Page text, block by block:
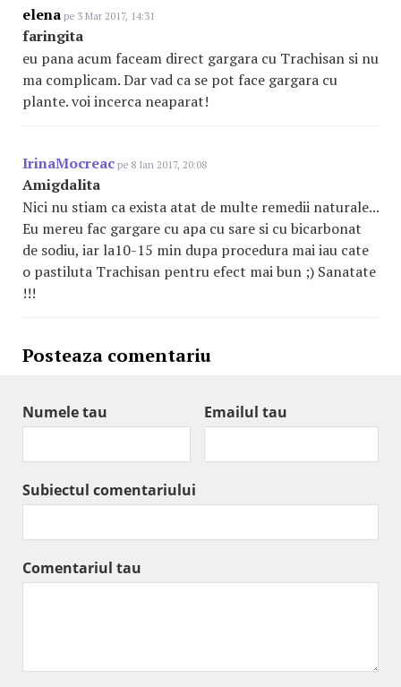
elena pe 3 Mar 2017, 14:31
faringita
eu pana acum faceam direct gargara cu Trachisan si nu
ma complicam. Dar vad ca se pot face gargara cu
plante. voi incerca neaparat!
IrinaMocreac pe 8 Ian 2017, 20:08
Amigdalita
Nici nu stiam ca exista atat de multe remedii naturale...
Eu mereu fac gargare cu apa cu sare si cu bicarbonat
de sodiu, iar la10-15 min dupa procedura mai iau cate
o pastiluta Trachisan pentru efect mai bun ;) Sanatate
!!!
Posteaza comentariu
Numele tau Emailul tau
Subiectul comentariului
Comentariul tau